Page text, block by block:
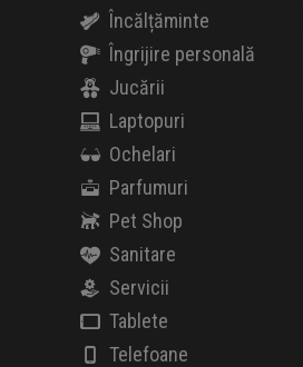
Încălțăminte
Îngrijire personală
Jucării
Laptopuri
Ochelari
Parfumuri
Pet Shop
Sanitare
Servicii
Tablete
Telefoane